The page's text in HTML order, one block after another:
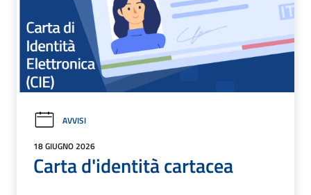
AVVISI
18 GIUGNO 2026
Carta d'identità cartacea